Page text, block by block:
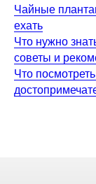
Чайные
ехать
Что нужно
советы и
Что